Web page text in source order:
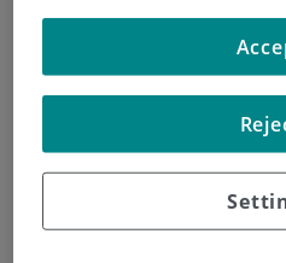
Incremento de la fiscalidad
Programas de ayuda para
desde Atención Primaria.
Regulación de nuevos
dispositivos electrónicos.
Estas medidas buscan
como la exposición